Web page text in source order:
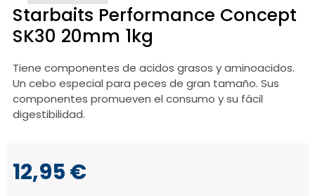
Starbaits Performance Concept
SK30 20mm 1kg
Tiene componentes de acidos grasos y aminoacidos.
Un cebo especial para peces de gran tamaño. Sus
componentes promueven el consumo y su fácil
digestibilidad.
12,95 €